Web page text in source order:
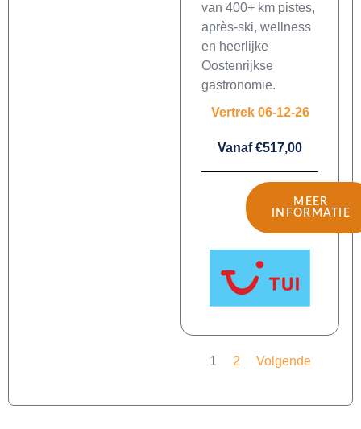
van 400+ km pistes,
après-ski, wellness
en heerlijke
Oostenrijkse
gastronomie.
Vertrek 06-12-26
Vanaf €517,00
MEER
INFORMATIE
1 2 Volgende